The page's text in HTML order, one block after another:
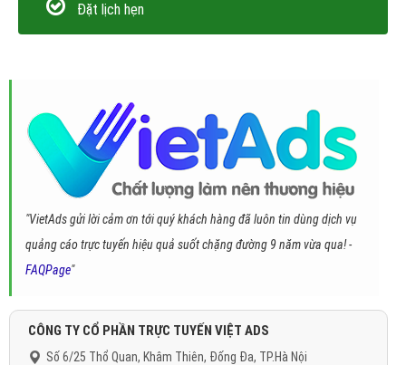
Đặt lịch hẹn
"VietAds gửi lời cảm ơn tới quý khách hàng đã luôn tin dùng dịch vụ
quảng cáo trực tuyến hiệu quả suốt chặng đường 9 năm vừa qua! -
FAQPage"
CÔNG TY CỔ PHẦN TRỰC TUYẾN VIỆT ADS
Số 6/25 Thổ Quan, Khâm Thiên, Đống Đa, TP.Hà Nội